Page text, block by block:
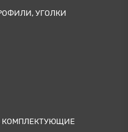
УГОЛКИ
КОМПЛЕКТУЮЩИЕ